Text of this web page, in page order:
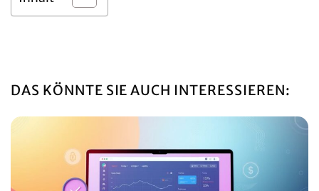
DAS KÖNNTE SIE AUCH INTERESSIEREN: